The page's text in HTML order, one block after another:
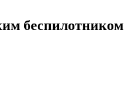
беспилотником